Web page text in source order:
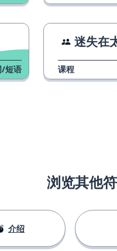
故事
/短语
迷失在
课程
浏览其他
介绍